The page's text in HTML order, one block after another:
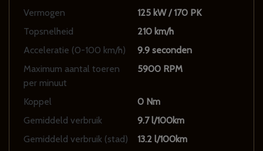
Vermogen
125 kW / 170 PK
Topsnelheid
210 km/h
Acceleratie (0-100 km/h)
9.9 seconden
Maximum aantal toeren
per minuut
5900 RPM
Koppel
0 Nm
Gemiddeld verbruik
9.7 l/100km
Gemiddeld verbruik (stad)
13.2 l/100km